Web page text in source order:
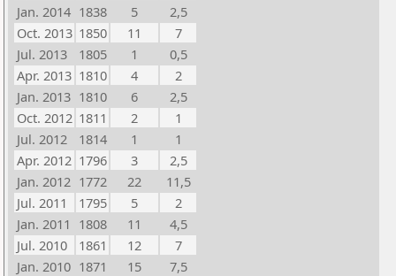
Jan. 2014 1838 5
2,5
Oct. 2013 1850 11
7
Jul. 2013
1805 1
0,5
Apr. 2013 1810 4
2
Jan. 2013 1810 6
2,5
Oct. 2012 1811 2
1
Jul. 2012
1814 1
1
Apr. 2012 1796 3
2,5
Jan. 2012 1772 22
11,5
Jul. 2011
1795 5
2
Jan. 2011 1808 11
4,5
Jul. 2010
1861 12
7
Jan. 2010 1871 15
7,5